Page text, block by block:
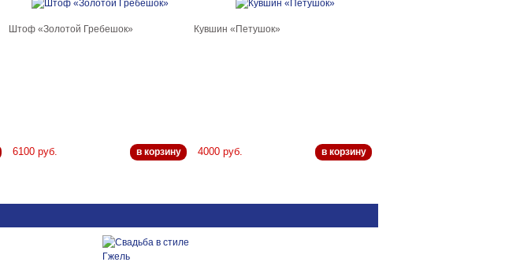
Штоф «Золотой Гребешок»
6100 руб. в корзину
Кувшин «Петушок»
4000 руб. в корзину